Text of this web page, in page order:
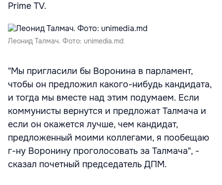
Prime TV.
Леонид Талмач. Фото: unimedia.md
"Мы пригласили бы Воронина в парламент,
чтобы он предложил какого-нибудь кандидата,
и тогда мы вместе над этим подумаем. Если
коммунисты вернутся и предложат Талмача и
если он окажется лучше, чем кандидат,
предложенный моими коллегами, я пообещаю
г-ну Воронину проголосовать за Талмача", -
сказал почетный председатель ДПМ.